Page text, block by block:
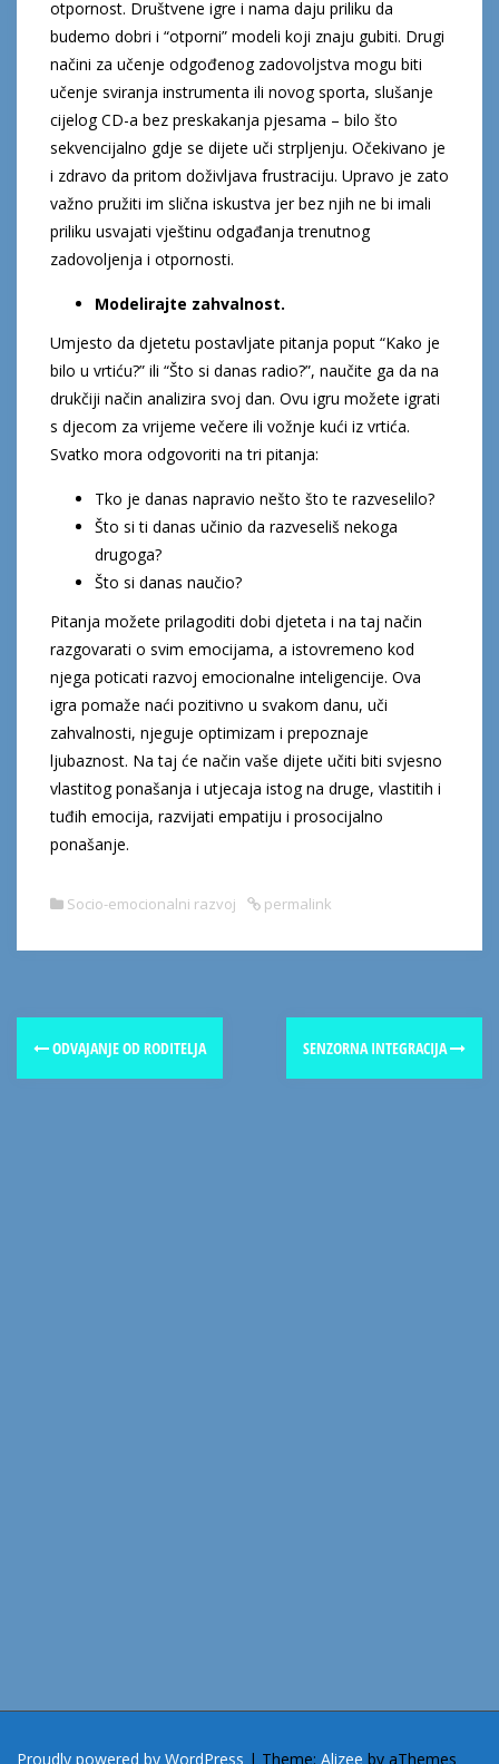
otpornost. Društvene igre i nama daju priliku da
budemo dobri i “otporni” modeli koji znaju gubiti. Drugi
načini za učenje odgođenog zadovoljstva mogu biti
učenje sviranja instrumenta ili novog sporta, slušanje
cijelog CD-a bez preskakanja pjesama – bilo što
sekvencijalno gdje se dijete uči strpljenju. Očekivano je
i zdravo da pritom doživljava frustraciju. Upravo je zato
važno pružiti im slična iskustva jer bez njih ne bi imali
priliku usvajati vještinu odgađanja trenutnog
zadovoljenja i otpornosti.
Modelirajte zahvalnost.
Umjesto da djetetu postavljate pitanja poput “Kako je
bilo u vrtiću?” ili “Što si danas radio?”, naučite ga da na
drukčiji način analizira svoj dan. Ovu igru možete igrati
s djecom za vrijeme večere ili vožnje kući iz vrtića.
Svatko mora odgovoriti na tri pitanja:
Tko je danas napravio nešto što te razveselilo?
Što si ti danas učinio da razveseliš nekoga
drugoga?
Što si danas naučio?
Pitanja možete prilagoditi dobi djeteta i na taj način
razgovarati o svim emocijama, a istovremeno kod
njega poticati razvoj emocionalne inteligencije. Ova
igra pomaže naći pozitivno u svakom danu, uči
zahvalnosti, njeguje optimizam i prepoznaje
ljubaznost. Na taj će način vaše dijete učiti biti svjesno
vlastitog ponašanja i utjecaja istog na druge, vlastitih i
tuđih emocija, razvijati empatiju i prosocijalno
ponašanje.
Socio-emocionalni razvoj permalink
ODVAJANJE OD RODITELJA SENZORNA INTEGRACIJA
Proudly powered by WordPress | Theme: Alizee by aThemes